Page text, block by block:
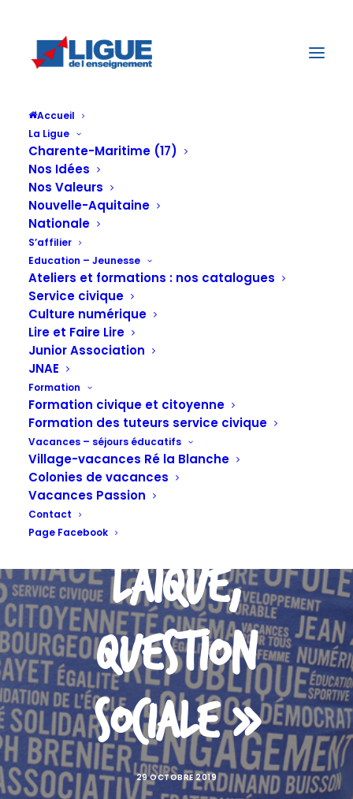
Accueil
La Ligue
Charente-Maritime (17)
Nos Idées
Nos Valeurs
Nouvelle-Aquitaine
Nationale
S’affilier
Education – Jeunesse
Ateliers et formations : nos catalogues
Service civique
Culture numérique
Lire et Faire Lire
Junior Association
JNAE
Formation
Formation civique et citoyenne
Formation des tuteurs service civique
Vacances – séjours éducatifs
Village-vacances Ré la Blanche
Colonies de vacances
Vacances Passion
Contact
Page Facebook
Prochaines
Rencontres
laïques de la
LIGUE sur le
thème «
question
laïque,
question
sociale »
29 OCTOBRE 2019